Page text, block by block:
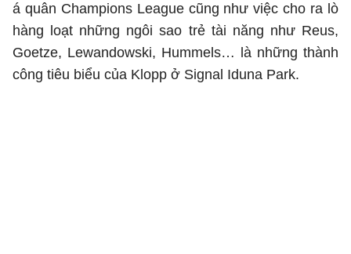
á quân Champions League cũng như việc cho ra lò
hàng loạt những ngôi sao trẻ tài năng như Reus,
Goetze, Lewandowski, Hummels… là những thành
công tiêu biểu của Klopp ở Signal Iduna Park.